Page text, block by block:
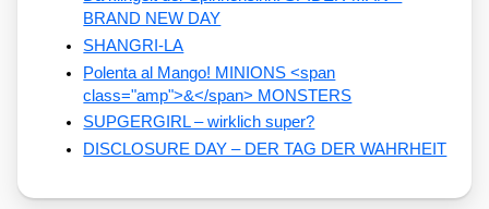
BRAND NEW DAY
SHANGRI-LA
Polenta al Mango! MINIONS <span
class="amp">&</span> MONSTERS
SUPGERGIRL – wirklich super?
DISCLOSURE DAY – DER TAG DER WAHRHEIT